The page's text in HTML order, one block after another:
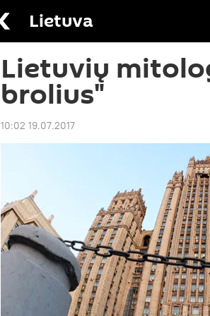
Lietuva
Lietuvių
brolius"
10:02 19.07.2017